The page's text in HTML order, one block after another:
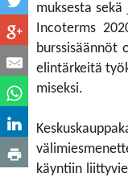
muksesta
Incoterms
burssisäännöt
elintärkeitä
miseksi.
käyntiin